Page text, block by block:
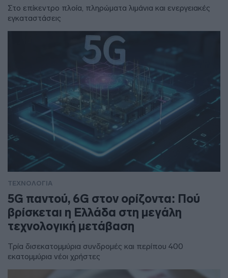
Στο επίκεντρο πλοία, πληρώματα λιμάνια και ενεργειακές
εγκαταστάσεις
ΤΕΧΝΟΛΟΓΙΑ
5G παντού, 6G στον ορίζοντα: Πού
βρίσκεται η Ελλάδα στη μεγάλη
τεχνολογική μετάβαση
Τρία δισεκατομμύρια συνδρομές και περίπου 400
εκατομμύρια νέοι χρήστες